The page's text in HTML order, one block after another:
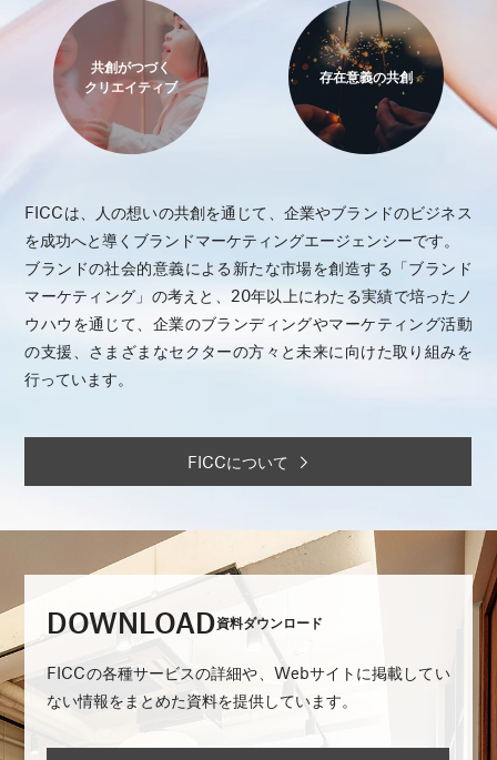
共創がつづく
クリエイティブ
存在意義の共創
FICCは、人の想いの共創を通じて、企業やブランドのビジネス
を成功へと導くブランドマーケティングエージェンシーです。
ブランドの社会的意義による新たな市場を創造する「ブランド
マーケティング」の考えと、20年以上にわたる実績で培ったノ
ウハウを通じて、企業のブランディングやマーケティング活動
の支援、さまざまなセクターの方々と未来に向けた取り組みを
行っています。
FICCについて
DOWNLOAD資料ダウンロード
FICCの各種サービスの詳細や、Webサイトに掲載してい
ない情報をまとめた資料を提供しています。